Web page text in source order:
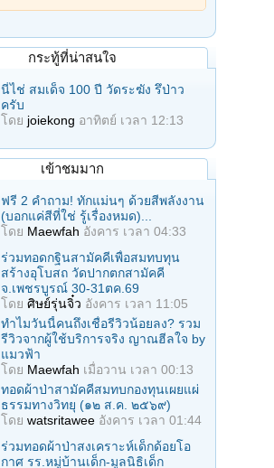
กระทู้ที่น่าสนใจ
นี่ไช่ สมเด็จ 100 ปี วัดระฆัง รึป่าว
ครับ
โดย joiekong อาทิตย์ เวลา 12:13
เข้าชมมาก
ฟรี 2 คำถาม! ทักแม่นๆ ด้วยสีพลังงาน
(บอกแค่สีที่ใช่ รู้เรื่องหมด)...
โดย Maewfah อังคาร เวลา 04:33
ร่วมทอดกฐินสามัคคีเพื่อสมทบทุน
สร้างอุโบสถ วัดปากตกสามัคคี
จ.เพชรบูรณ์ 30-31ตค.69
โดย ศิษย์รุ่นจิ๋ว อังคาร เวลา 11:05
ทำไมวันนี้คนถึงเชื่อรีวิวน้อยลง? รวม
รีวิวจากผู้ใช้บริการจริง ญาณฮีลใจ by
แมวฟ้า
โดย Maewfah เมื่อวาน เวลา 00:13
ทอดผ้าป่าสามัคคีสมทบกองทุนเผยแผ่
ธรรมทางวิทยุ (๑๒ ส.ค. ๒๕๖๙)
โดย watsritawee อังคาร เวลา 01:44
ร่วมทอดผ้าป่าสงเคราะห์เด็กด้อยโอ
กาศ รร.หมู่บ้านเด็ก-มูลนิธิเด็ก